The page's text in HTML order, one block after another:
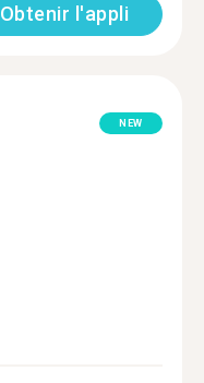
Obtenir l'appli
NEW